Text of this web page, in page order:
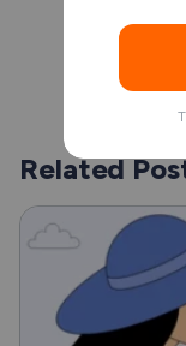
Sie, ob
Related